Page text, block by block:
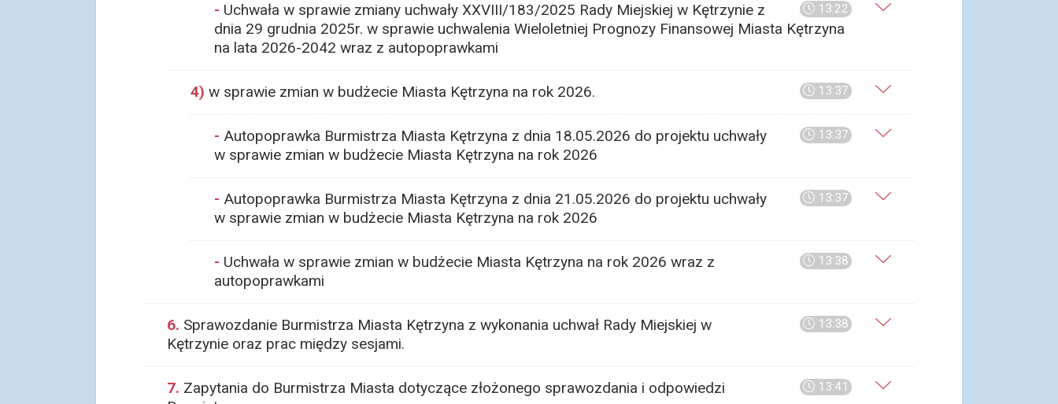
13:22
- Uchwała w sprawie zmiany uchwały XXVIII/183/2025 Rady Miejskiej w Kętrzynie z
dnia 29 grudnia 2025r. w sprawie uchwalenia Wieloletniej Prognozy Finansowej Miasta Kętrzyna
na lata 2026-2042 wraz z autopoprawkami
13:37
4) w sprawie zmian w budżecie Miasta Kętrzyna na rok 2026.
13:37
- Autopoprawka Burmistrza Miasta Kętrzyna z dnia 18.05.2026 do projektu uchwały
w sprawie zmian w budżecie Miasta Kętrzyna na rok 2026
13:37
- Autopoprawka Burmistrza Miasta Kętrzyna z dnia 21.05.2026 do projektu uchwały
w sprawie zmian w budżecie Miasta Kętrzyna na rok 2026
13:38
- Uchwała w sprawie zmian w budżecie Miasta Kętrzyna na rok 2026 wraz z
autopoprawkami
13:38
6. Sprawozdanie Burmistrza Miasta Kętrzyna z wykonania uchwał Rady Miejskiej w
Kętrzynie oraz prac między sesjami.
13:41
7. Zapytania do Burmistrza Miasta dotyczące złożonego sprawozdania i odpowiedzi